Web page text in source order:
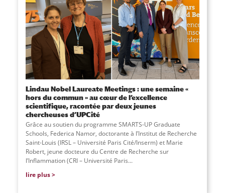
Lindau Nobel Laureate Meetings : une semaine «
hors du commun » au cœur de l’excellence
scientifique, racontée par deux jeunes
chercheuses d’UPCité
Grâce au soutien du programme SMARTS-UP Graduate
Schools, Federica Namor, doctorante à l’Institut de Recherche
Saint-Louis (IRSL – Université Paris Cité/Inserm) et Marie
Robert, jeune docteure du Centre de Recherche sur
l’Inflammation (CRI – Université Paris...
lire plus